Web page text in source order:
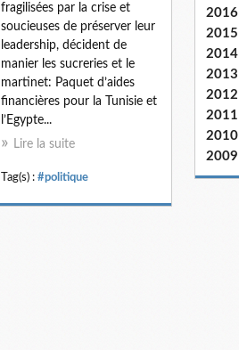
fragilisées par la crise et
soucieuses de préserver leur
leadership, décident de
manier les sucreries et le
martinet: Paquet d’aides
financières pour la Tunisie et
l’Egypte...
Lire la suite
Tag(s) : #politique
2016
2015
2014
2013
2012
2011
2010
2009